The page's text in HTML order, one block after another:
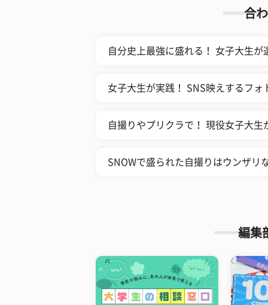
合
自分史上最強に盛れる！ 女子大生
女子大生が実践！ SNS映えするフ
自撮りやプリクラで！ 現役女子大
SNOWで盛られた自撮りはウンザリ
編集